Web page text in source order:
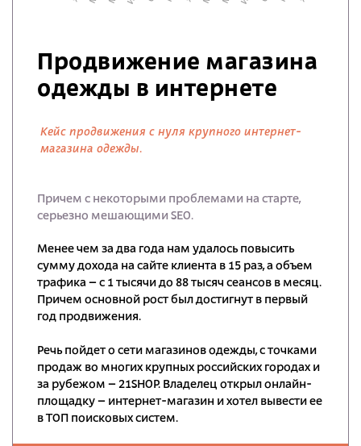
Продвижение магазина
одежды в интернете
Кейс продвижения с нуля крупного интернет-
магазина одежды.
Причем с некоторыми проблемами на старте,
серьезно мешающими SEO.
Менее чем за два года нам удалось повысить
сумму дохода на сайте клиента в 15 раз, а объем
трафика – с 1 тысячи до 88 тысяч сеансов в месяц.
Причем основной рост был достигнут в первый
год продвижения.
Речь пойдет о сети магазинов одежды, с точками
продаж во многих крупных российских городах и
за рубежом – 21SHOP. Владелец открыл онлайн-
площадку – интернет-магазин и хотел вывести ее
в ТОП поисковых систем.